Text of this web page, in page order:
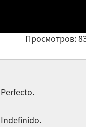
Просмотров: